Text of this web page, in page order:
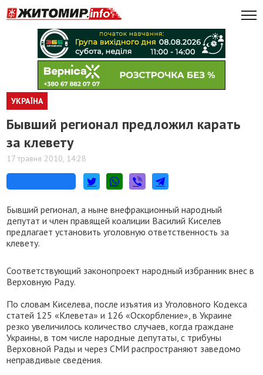
УКРАЇНА
Бывший регионал предложил карать
за клевету
17 травня 2010, 14:28
Бывший регионал, а ныне внефракционный народный
депутат и член правящей коалиции Василий Киселев
предлагает установить уголовную ответственность за
клевету.
Соответствующий законопроект народный избранник внес в
Верховную Раду.
По словам Киселева, после изъятия из Уголовного Кодекса
статей 125 «Клевета» и 126 «Оскорбление», в Украине
резко увеличилось количество случаев, когда граждане
Украины, в том числе народные депутаты, с трибуны
Верховной Рады и через СМИ распространяют заведомо
неправдивые сведения.